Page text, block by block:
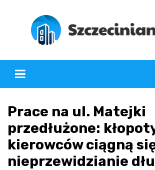
Prace na ul. Matejki
przedłużone:
kierowców ciągną
nieprzewidzianie